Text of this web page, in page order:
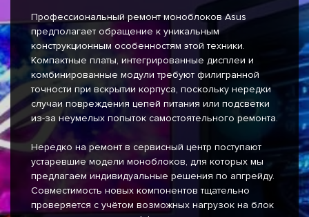
Профессиональный ремонт моноблоков Asus
предполагает обращение к уникальным
конструкционным особенностям этой техники.
Компактные платы, интегрированные дисплеи и
комбинированные модули требуют филигранной
точности при вскрытии корпуса, поскольку нередки
случаи повреждения цепей питания или подсветки
из-за неумелых попыток самостоятельного ремонта.
Нередко на ремонт в сервисный центр поступают
устаревшие модели моноблоков, для которых мы
предлагаем индивидуальные решения по апгрейду.
Совместимость новых компонентов тщательно
проверяется с учётом возможных нагрузок на блок